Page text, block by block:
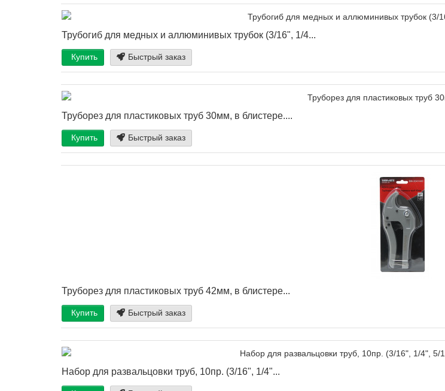
Трубогиб для медных и аллюминивых трубок (3/16", 1/4...
Купить Быстрый заказ
Труборез для пластиковых труб 30мм, в блистере....
Купить Быстрый заказ
Труборез для пластиковых труб 42мм, в блистере...
Купить Быстрый заказ
Набор для развальцовки труб, 10пр. (3/16", 1/4"...